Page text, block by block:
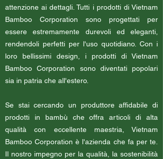
attenzione ai dettagli. Tutti i prodotti di Vietnam
Bamboo Corporation sono progettati per
essere estremamente durevoli ed eleganti,
rendendoli perfetti per l'uso quotidiano. Con i
loro bellissimi design, i prodotti di Vietnam
Bamboo Corporation sono diventati popolari
sia in patria che all'estero.
Se stai cercando un produttore affidabile di
prodotti in bambù che offra articoli di alta
qualità con eccellente maestria, Vietnam
Bamboo Corporation è l'azienda che fa per te.
Il nostro impegno per la qualità, la sostenibilità